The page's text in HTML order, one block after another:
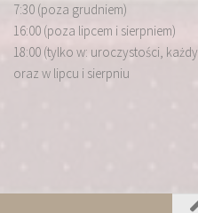
7:30 (poza grudniem)
16:00 (poza lipcem i sierpniem)
18:00 (tylko w: uroczystości,
oraz w lipcu i sierpniu